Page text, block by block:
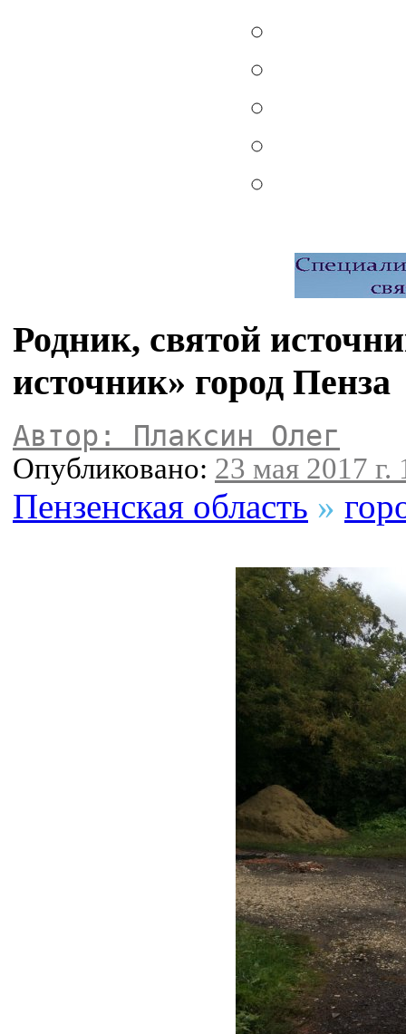
Родник, святой
источник» город Пенза
Автор: Плаксин Олег
Опубликовано: 23 мая 2017 г.
Пензенская область »